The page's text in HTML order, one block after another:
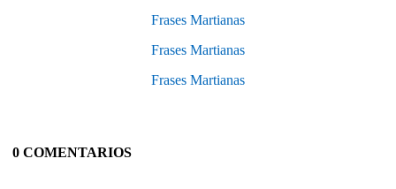
Frases Martianas
Frases Martianas
Frases Martianas
0 COMENTARIOS